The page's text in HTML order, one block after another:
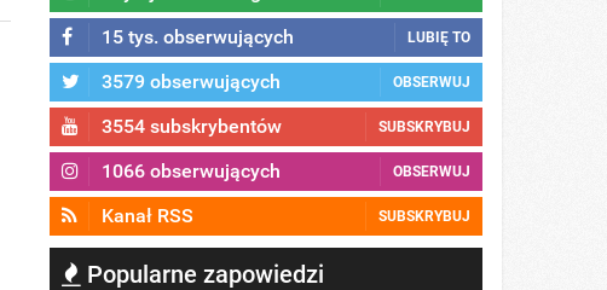
15 tys. obserwujących LUBIĘ TO
3579 obserwujących OBSERWUJ
3554 subskrybentów SUBSKRYBUJ
1066 obserwujących OBSERWUJ
Kanał RSS SUBSKRYBUJ
Popularne zapowiedzi